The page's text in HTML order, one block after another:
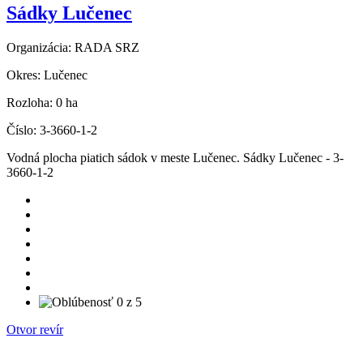
Sádky Lučenec
Organizácia: RADA SRZ
Okres: Lučenec
Rozloha: 0 ha
Číslo: 3-3660-1-2
Vodná plocha piatich sádok v meste Lučenec. Sádky Lučenec - 3-
3660-1-2
Otvor revír